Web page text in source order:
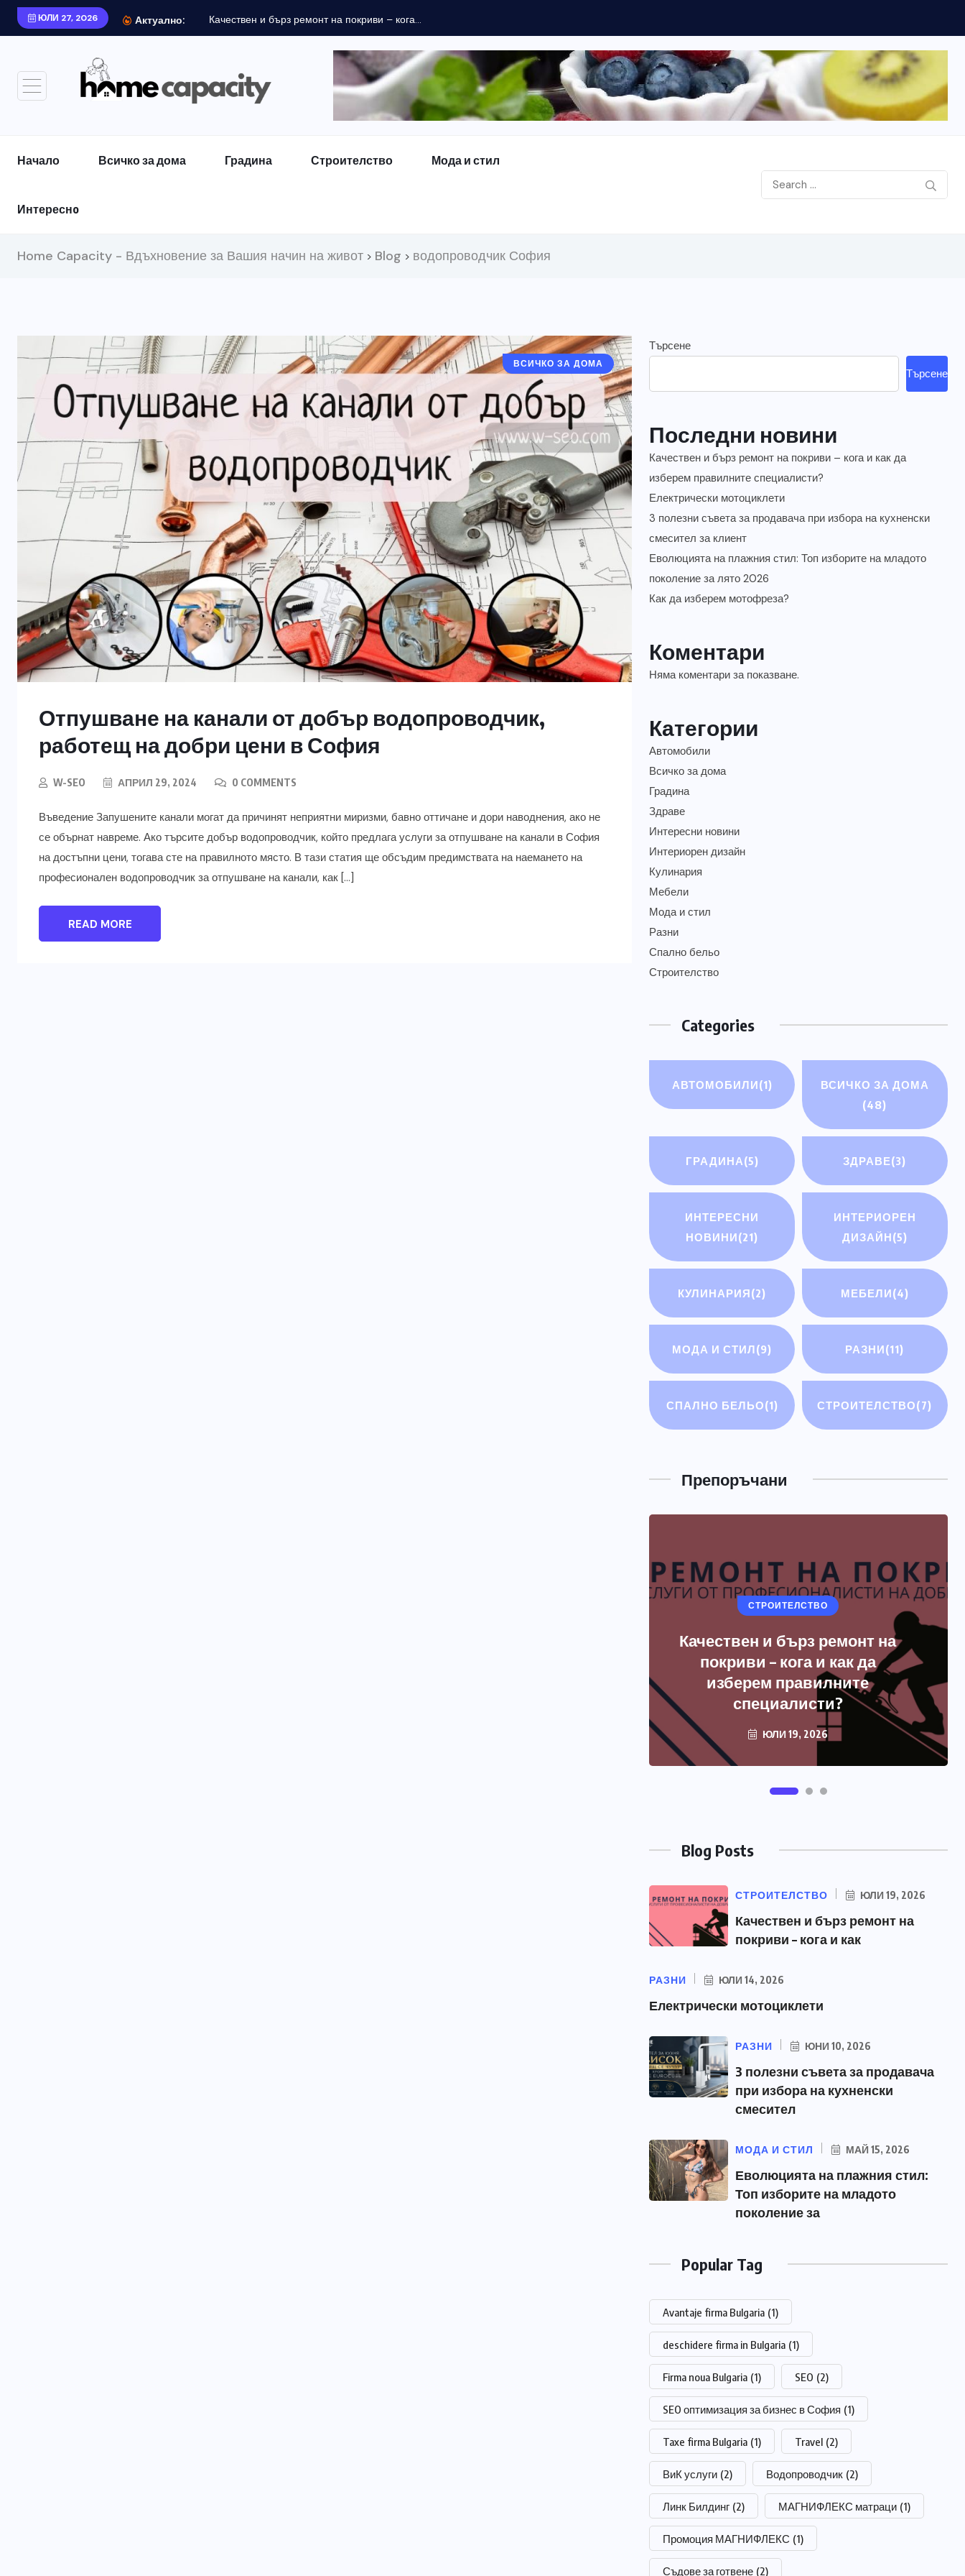
ЮЛИ 27, 2026 Актуално: Качествен и бърз ремонт на покриви – кога...
Начало Всичко за дома Градина Строителство Мода и стил
Интереснo
Home Capacity - Вдъхновение за Вашия начин на живот > Blog > водопроводчик София
ВСИЧКО ЗА ДОМА
Отпушване на канали от добър водопроводчик,
работещ на добри цени в София
W-SEO АПРИЛ 29, 2024 0 COMMENTS
Въведение Запушените канали могат да причинят неприятни миризми, бавно оттичане и дори наводнения, ако не
се обърнат навреме. Ако търсите добър водопроводчик, който предлага услуги за отпушване на канали в София
на достъпни цени, тогава сте на правилното място. В тази статия ще обсъдим предимствата на наемането на
професионален водопроводчик за отпушване на канали, как […]
READ MORE
Търсене
Търсене
Последни новини
Качествен и бърз ремонт на покриви – кога и как да
изберем правилните специалисти?
Електрически мотоциклети
3 полезни съвета за продавача при избора на кухненски
смесител за клиент
Еволюцията на плажния стил: Топ изборите на младото
поколение за лято 2026
Как да изберем мотофреза?
Коментари
Няма коментари за показване.
Категории
Автомобили
Всичко за дома
Градина
Здраве
Интересни новини
Интериорен дизайн
Кулинария
Мебели
Мода и стил
Разни
Спално бельо
Строителство
Categories
АВТОМОБИЛИ(1)
ВСИЧКО ЗА ДОМА
(48)
ГРАДИНА(5) ЗДРАВЕ(3)
ИНТЕРЕСНИ
НОВИНИ(21)
ИНТЕРИОРЕН
ДИЗАЙН(5)
КУЛИНАРИЯ(2) МЕБЕЛИ(4)
МОДА И СТИЛ(9) РАЗНИ(11)
СПАЛНО БЕЛЬО(1) СТРОИТЕЛСТВО(7)
Препоръчани
СТРОИТЕЛСТВО
Качествен и бърз ремонт на
покриви – кога и как да
изберем правилните
специалисти?
ЮЛИ 19, 2026
РАЗНИ
ЮЛИ 14, 2026
Blog Posts
СТРОИТЕЛСТВО ЮЛИ 19, 2026
Качествен и бърз ремонт на
покриви – кога и как
РАЗНИ ЮЛИ 14, 2026
Електрически мотоциклети
РАЗНИ ЮНИ 10, 2026
3 полезни съвета за продавача
при избора на кухненски
смесител
МОДА И СТИЛ МАЙ 15, 2026
Еволюцията на плажния стил:
Топ изборите на младото
поколение за
Popular Tag
Avantaje firma Bulgaria (1)
deschidere firma in Bulgaria (1)
Firma noua Bulgaria (1) SEO (2)
SEO оптимизация за бизнес в София (1)
Taxe firma Bulgaria (1) Travel (2)
ВиК услуги (2) Водопроводчик (2)
Линк Билдинг (2) МАГНИФЛЕКС матраци (1)
Промоция МАГНИФЛЕКС (1)
Съдове за готвене (2)